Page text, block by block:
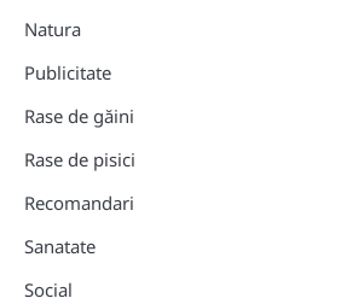
Natura
Publicitate
Rase de găini
Rase de pisici
Recomandari
Sanatate
Social